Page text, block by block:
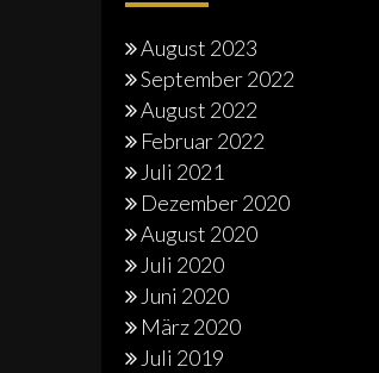
August 2023
September 2022
August 2022
Februar 2022
Juli 2021
Dezember 2020
August 2020
Juli 2020
Juni 2020
März 2020
Juli 2019